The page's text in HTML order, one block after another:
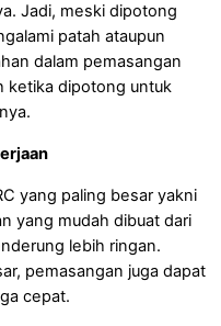
Jadi, meski dipotong
patah ataupun
dalam pemasangan
ketika dipotong untuk
yang paling besar yakni
yang mudah dibuat dari
lebih ringan.
pemasangan juga dapat
cepat.